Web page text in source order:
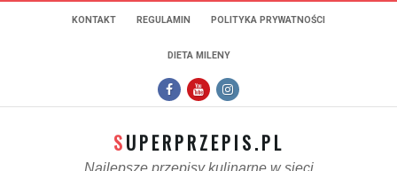
KONTAKT REGULAMIN POLITYKA PRYWATNOŚCI
DIETA MILENY
SUPERPRZEPIS.PL
Najlepsze przepisy kulinarne w sieci